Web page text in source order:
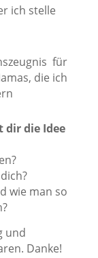
ich stelle
für
die ich
dir die Idee
wie man so
und
Danke!